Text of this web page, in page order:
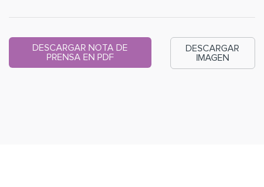
DESCARGAR NOTA DE
PRENSA EN PDF
DESCARGAR
IMAGEN